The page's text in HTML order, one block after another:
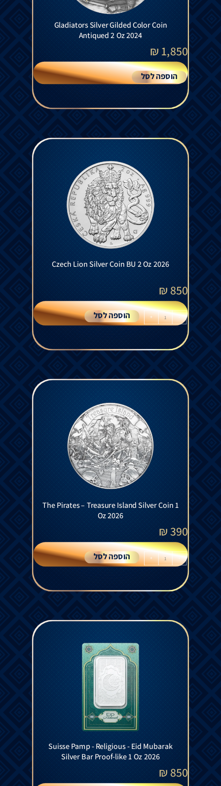
Gladiators Silver Gilded Color Coin
Antiqued 2 Oz 2024
1,850
₪
הוספה לסל
Czech Lion Silver Coin BU 2 Oz 2026
850
₪
-
+ הוספה לסל
The Pirates – Treasure Island Silver Coin 1
Oz 2026
390
₪
-
+ הוספה לסל
Suisse Pamp - Religious - Eid Mubarak
Silver Bar Proof-like 1 Oz 2026
850
₪